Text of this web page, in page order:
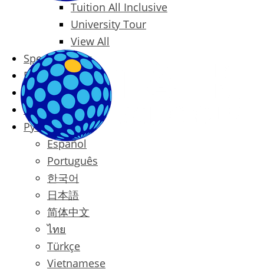
Tuition All Inclusive
University Tour
View All
Special Offers
Prices
Blog
Contact
Русский
Español
Português
한국어
日本語
简体中文
ไทย
Türkçe
Vietnamese